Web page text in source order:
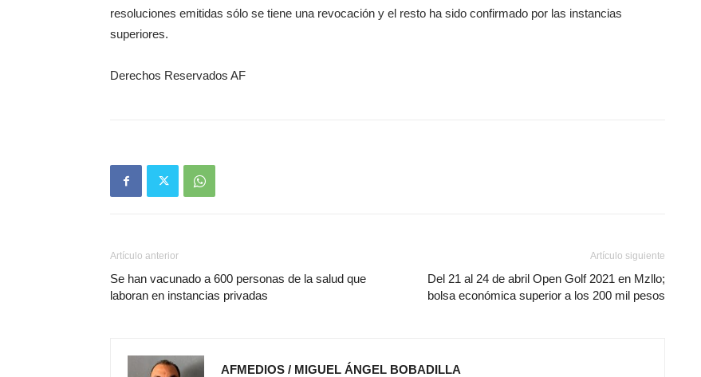
resoluciones emitidas sólo se tiene una revocación y el resto ha sido confirmado por las instancias
superiores.
Derechos Reservados AF
Artículo anterior
Se han vacunado a 600 personas de la salud que
laboran en instancias privadas
Artículo siguiente
Del 21 al 24 de abril Open Golf 2021 en Mzllo;
bolsa económica superior a los 200 mil pesos
AFMEDIOS / MIGUEL ÁNGEL BOBADILLA